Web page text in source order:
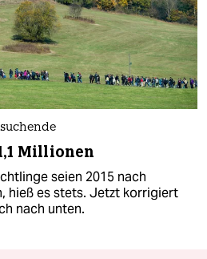
Millionen
seien 2015 nach
hieß es stets. Jetzt korrigiert
nach unten.